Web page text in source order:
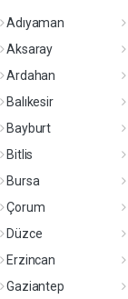
Adıyaman
Aksaray
Ardahan
Balıkesir
Bayburt
Bitlis
Bursa
Çorum
Düzce
Erzincan
Gaziantep